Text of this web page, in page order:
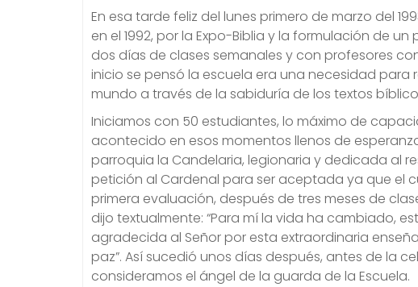
En esa tarde feliz del lunes primero de marzo del
en el 1992, por la Expo-Biblia y la formulación de
dos días de clases semanales y con profesores
inicio se pensó la escuela era una necesidad para
mundo a través de la sabiduría de los textos
Iniciamos con 50 estudiantes, lo máximo de
acontecido en esos momentos llenos de
parroquia la Candelaria, legionaria y dedicada al
petición al Cardenal para ser aceptada ya que el
primera evaluación, después de tres meses de
dijo textualmente: “Para mí la vida ha cambiado,
agradecida al Señor por esta extraordinaria
paz”. Así sucedió unos días después, antes de la
consideramos el ángel de la guarda de la Escuela.